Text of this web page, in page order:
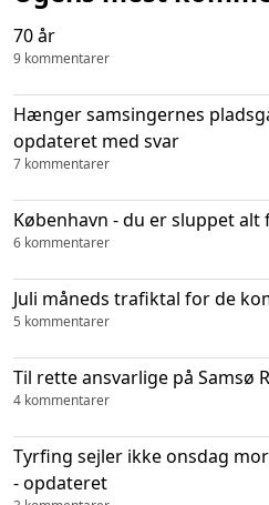
70 år
9 kommentarer
Hænger samsingernes
opdateret med svar
7 kommentarer
København - du er sluppet
6 kommentarer
Juli måneds trafiktal for de
5 kommentarer
Til rette ansvarlige på Samsø
4 kommentarer
Tyrfing sejler ikke onsdag
- opdateret